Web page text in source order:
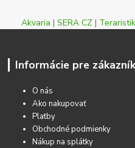
Akvaria | SERA CZ |
Informácie pre
O nás
Ako nakupovať
Platby
Obchodné podmienky
Nákup na splátky